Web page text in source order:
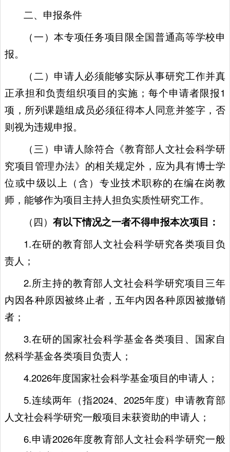
二、申报条件
（一）本专项任务项目限全国普通高等学校申
报。
（二）申请人必须能够实际从事研究工作并真
正承担和负责组织项目的实施；每个申请者限报1
项，所列课题组成员必须征得本人同意并签字，否
则视为违规申报。
（三）申请人除符合《教育部人文社会科学研
究项目管理办法》的相关规定外，应为具有博士学
位或中级以上（含）专业技术职称的在编在岗教
师，能够作为项目主持人担负实质性研究工作。
（四）有以下情况之一者不得申报本次项目：
1.在研的教育部人文社会科学研究各类项目负
责人；
2.所主持的教育部人文社会科学研究项目三年
内因各种原因被终止者，五年内因各种原因被撤销
者；
3.在研的国家社会科学基金各类项目、国家自
然科学基金各类项目负责人；
4.2026年度国家社会科学基金项目的申请人；
5.连续两年（指2024、2025年度）申请教育部
人文社会科学研究一般项目未获资助的申请人；
6.申请2026年度教育部人文社会科学研究一般